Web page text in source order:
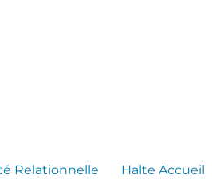
Relationnelle Halte Accueil